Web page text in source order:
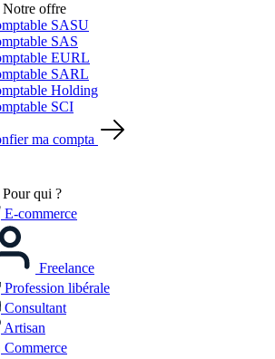
Notre offre
SASU
SAS
EURL
SARL
Holding
SCI
ma compta
Pour qui ?
E-commerce
Freelance
Profession libérale
Consultant
Artisan
Commerce